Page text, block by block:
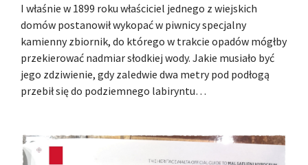
I właśnie w 1899 roku właściciel jednego z wiejskich
domów postanowił wykopać w piwnicy specjalny
kamienny zbiornik, do którego w trakcie opadów mógłby
przekierować nadmiar słodkiej wody. Jakie musiało być
jego zdziwienie, gdy zaledwie dwa metry pod podłogą
przebił się do podziemnego labiryntu…